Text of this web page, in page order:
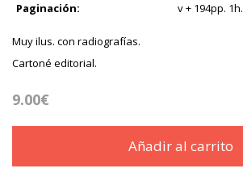
Paginación:
v + 194pp. 1h.
Muy ilus. con radiografías.
Cartoné editorial.
9.00€
Añadir al carrito